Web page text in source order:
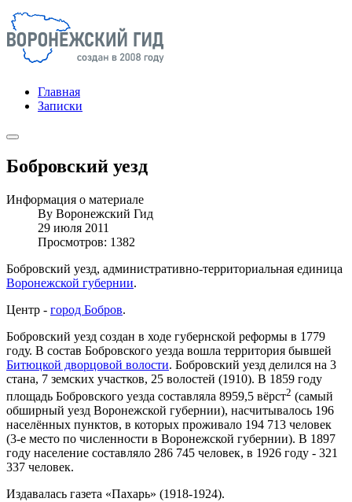
Главная
Записки
Бобровский уезд
Информация о материале
By Воронежский Гид
29 июля 2011
Просмотров: 1382
Бобровский уезд, административно-территориальная единица
Воронежской губернии.
Центр - город Бобров.
Бобровский уезд создан в ходе губернской реформы в 1779
году. В состав Бобровского уезда вошла территория бывшей
Битюцкой дворцовой волости. Бобровский уезд делился на 3
стана, 7 земских участков, 25 волостей (1910). В 1859 году
площадь Бобровского уезда составляла 8959,5 вёрст2 (самый
обширный уезд Воронежской губернии), насчитывалось 196
населённых пунктов, в которых проживало 194 713 человек
(3-е место по численности в Воронежской губернии). В 1897
году население составляло 286 745 человек, в 1926 году - 321
337 человек.
Издавалась газета «Пахарь» (1918-1924).